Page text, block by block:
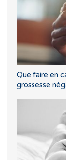
Que faire en
grossesse